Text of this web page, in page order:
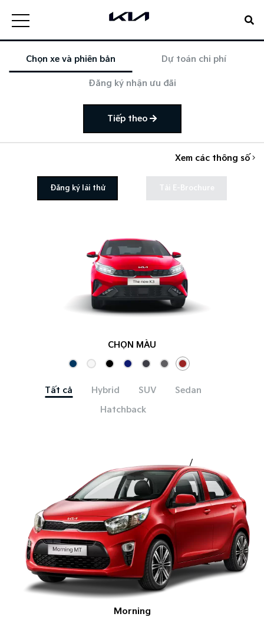
Chọn xe và phiên bản Dự toán chi phí
Đăng ký nhận ưu đãi
Tiếp theo
Xem các thông số
Đăng ký lái thử Tải E-Brochure
CHỌN MÀU
Tất cả Hybrid SUV
Sedan
Hatchback
Morning